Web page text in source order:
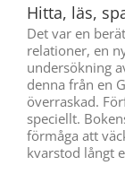
Hitta, läs,
Det var en
relationer, en
undersökning
denna från en
överraskad.
speciellt.
förmåga att
kvarstod långt